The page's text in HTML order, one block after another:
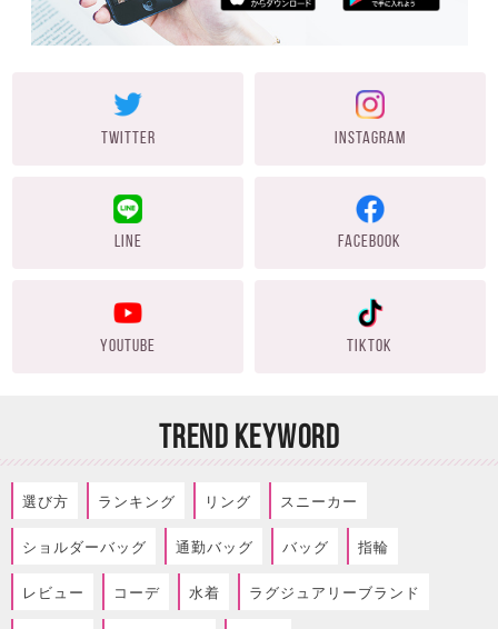
TWITTER INSTAGRAM
LINE FACEBOOK
YOUTUBE TIKTOK
TREND KEYWORD
選び方 ランキング リング スニーカー
ショルダーバッグ 通勤バッグ バッグ 指輪
レビュー コーデ 水着 ラグジュアリーブランド